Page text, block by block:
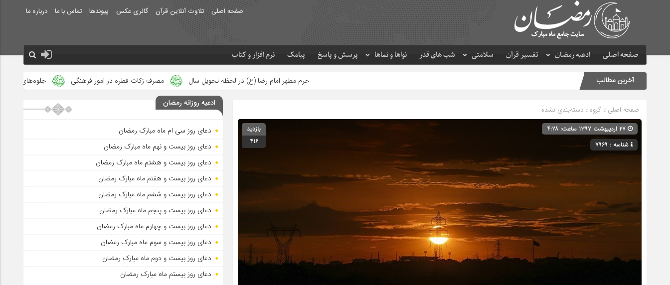
صفحه اصلی تلاوت آنلاین قرآن گالری عکس پیوندها تماس با ما درباره ما
صفحه اصلی ادعیه رمضان تفسیر قرآن سلامتی شب های قدر نواها و نماها پرسش و پاسخ پیامک نرم افزار و کتاب
آخرین مطالب حرم مطهر امام رضا (ع) در لحظه تحویل سال مصرف زکات فطره در امور فرهنگی جلوه‌های بزرگ نصرت الهی در ماه
صفحه اصلی » گروه » دسته‌بندی نشده
شناسه : 7969
بازدید
416
ادعیه روزانه رمضان
دعای روز سی ام ماه مبارک رمضان
دعای روز بیست و نهم ماه مبارک رمضان
دعای روز بیست و هشتم ماه مبارک رمضان
دعای روز بیست و هفتم ماه مبارک رمضان
دعای روز بیست و ششم ماه مبارک رمضان
دعای روز بیست و پنجم ماه مبارک رمضان
دعای روز بیست و چهارم ماه مبارک رمضان
دعای روز بیست و سوم ماه مبارک رمضان
دعای روز بیست و دوم ماه مبارک رمضان
دعای روز بیستم ماه مبارک رمضان